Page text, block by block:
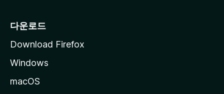
다운로드
Download Firefox
Windows
macOS